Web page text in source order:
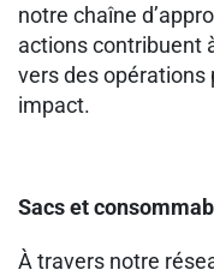
notre chaîne
actions contribuent
vers des opérations
impact.
Sacs et
À travers notre